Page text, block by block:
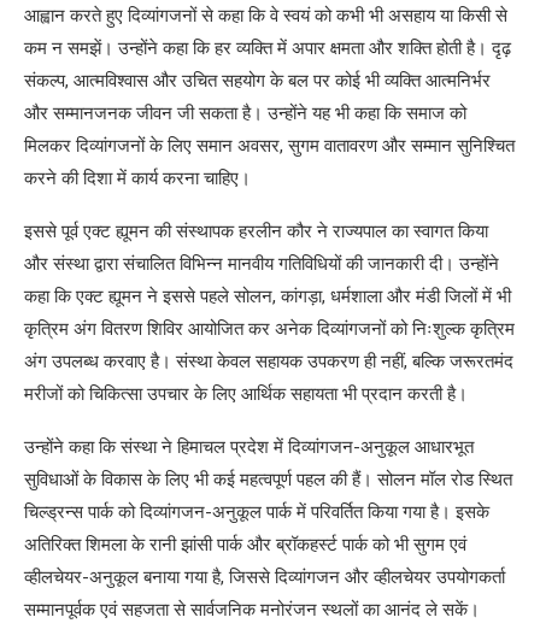
आह्वान करते हुए दिव्यांगजनों से कहा कि वे स्वयं को कभी भी असहाय या किसी से
कम न समझें। उन्होंने कहा कि हर व्यक्ति में अपार क्षमता और शक्ति होती है। दृढ़
संकल्प, आत्मविश्वास और उचित सहयोग के बल पर कोई भी व्यक्ति आत्मनिर्भर
और सम्मानजनक जीवन जी सकता है। उन्होंने यह भी कहा कि समाज को
मिलकर दिव्यांगजनों के लिए समान अवसर, सुगम वातावरण और सम्मान सुनिश्चित
करने की दिशा में कार्य करना चाहिए।
इससे पूर्व एक्ट ह्यूमन की संस्थापक हरलीन कौर ने राज्यपाल का स्वागत किया
और संस्था द्वारा संचालित विभिन्न मानवीय गतिविधियों की जानकारी दी। उन्होंने
कहा कि एक्ट ह्यूमन ने इससे पहले सोलन, कांगड़ा, धर्मशाला और मंडी जिलों में भी
कृत्रिम अंग वितरण शिविर आयोजित कर अनेक दिव्यांगजनों को निःशुल्क कृत्रिम
अंग उपलब्ध करवाए है। संस्था केवल सहायक उपकरण ही नहीं, बल्कि जरूरतमंद
मरीजों को चिकित्सा उपचार के लिए आर्थिक सहायता भी प्रदान करती है।
उन्होंने कहा कि संस्था ने हिमाचल प्रदेश में दिव्यांगजन-अनुकूल आधारभूत
सुविधाओं के विकास के लिए भी कई महत्वपूर्ण पहल की हैं। सोलन मॉल रोड स्थित
चिल्ड्रन्स पार्क को दिव्यांगजन-अनुकूल पार्क में परिवर्तित किया गया है। इसके
अतिरिक्त शिमला के रानी झांसी पार्क और ब्रॉकहर्स्ट पार्क को भी सुगम एवं
व्हीलचेयर-अनुकूल बनाया गया है, जिससे दिव्यांगजन और व्हीलचेयर उपयोगकर्ता
सम्मानपूर्वक एवं सहजता से सार्वजनिक मनोरंजन स्थलों का आनंद ले सकें।